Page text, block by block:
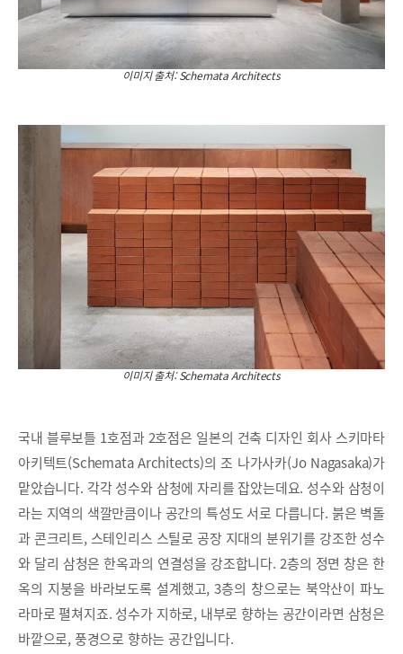
이미지 출처: Schemata Architects
이미지 출처: Schemata Architects
국내 블루보틀 1호점과 2호점은 일본의 건축 디자인 회사 스키마타
아키텍트(Schemata Architects)의 조 나가사카(Jo Nagasaka)가
맡았습니다. 각각 성수와 삼청에 자리를 잡았는데요. 성수와 삼청이
라는 지역의 색깔만큼이나 공간의 특성도 서로 다릅니다. 붉은 벽돌
과 콘크리트, 스테인리스 스틸로 공장 지대의 분위기를 강조한 성수
와 달리 삼청은 한옥과의 연결성을 강조합니다. 2층의 정면 창은 한
옥의 지붕을 바라보도록 설계했고, 3층의 창으로는 북악산이 파노
라마로 펼쳐지죠. 성수가 지하로, 내부로 향하는 공간이라면 삼청은
바깥으로, 풍경으로 향하는 공간입니다.